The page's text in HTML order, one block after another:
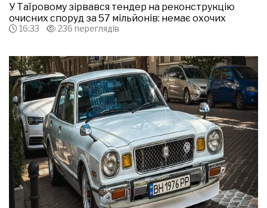
У Таїровому зірвався тендер на реконструкцію
очисних споруд за 57 мільйонів: немає охочих
16:33 236 переглядів